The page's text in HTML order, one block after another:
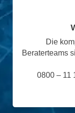
Die
Beraterteams
0800 – 11